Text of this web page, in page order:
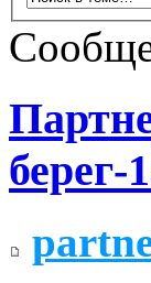
берег-